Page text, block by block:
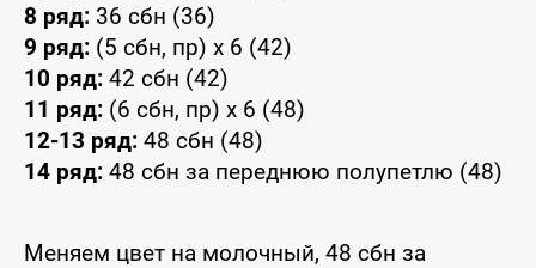
8 ряд: 36 сбн (36)
9 ряд: (5 сбн, пр) x 6 (42)
10 ряд: 42 сбн (42)
11 ряд: (6 сбн, пр) x 6 (48)
12-13 ряд: 48 сбн (48)
14 ряд: 48 сбн за переднюю полупетлю (48)
Меняем цвет на молочный, 48 сбн за